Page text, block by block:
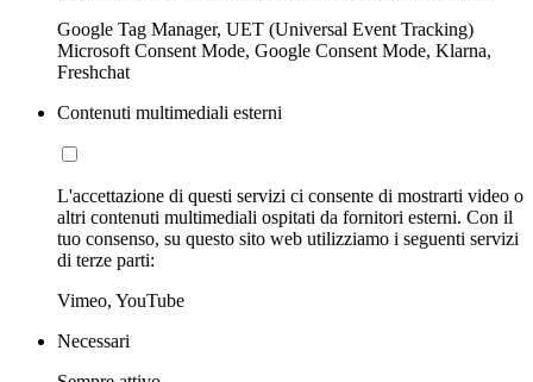
Google Tag Manager, UET (Universal Event Tracking)
Microsoft Consent Mode, Google Consent Mode, Klarna,
Freshchat
Contenuti multimediali esterni
L'accettazione di questi servizi ci consente di mostrarti video o
altri contenuti multimediali ospitati da fornitori esterni. Con il
tuo consenso, su questo sito web utilizziamo i seguenti servizi
di terze parti:
Vimeo, YouTube
Necessari